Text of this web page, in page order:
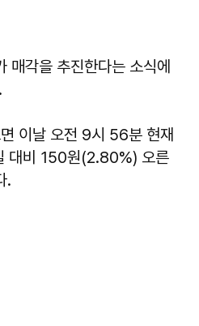
매각을 추진한다는 소식에
이날 오전 9시 56분 현재
대비 150원(2.80%) 오른
.